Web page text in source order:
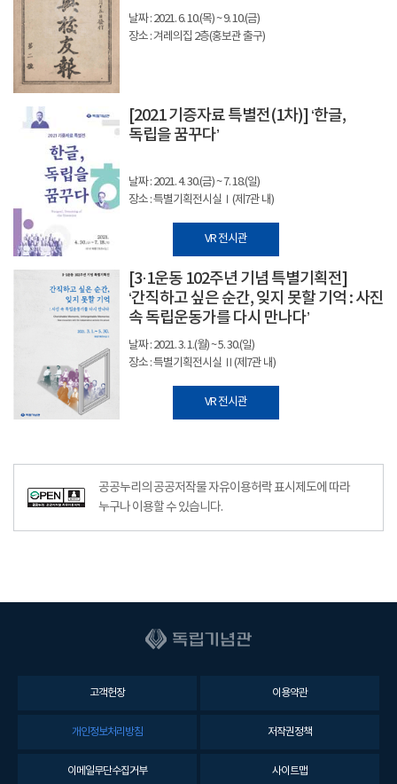
날짜 : 2021. 6. 10.(목) ~ 9. 10.(금)
장소 : 겨레의집 2층(홍보관 출구)
[2021 기증자료 특별전(1차)] ‘한글,
독립을 꿈꾸다’
날짜 : 2021. 4. 30.(금) ~ 7. 18.(일)
장소 : 특별기획전시실Ⅰ(제7관 내)
VR 전시관
[3·1운동 102주년 기념 특별기획전]
‘간직하고 싶은 순간, 잊지 못할 기억 : 사진
속 독립운동가를 다시 만나다’
날짜 : 2021. 3. 1.(월) ~ 5. 30.(일)
장소 : 특별기획전시실 Ⅱ(제7관 내)
VR 전시관
공공누리의 공공저작물 자유이용허락 표시제도에 따라
누구나 이용할 수 있습니다.
고객헌장 이용약관
개인정보처리방침 저작권정책
이메일무단수집거부 사이트맵